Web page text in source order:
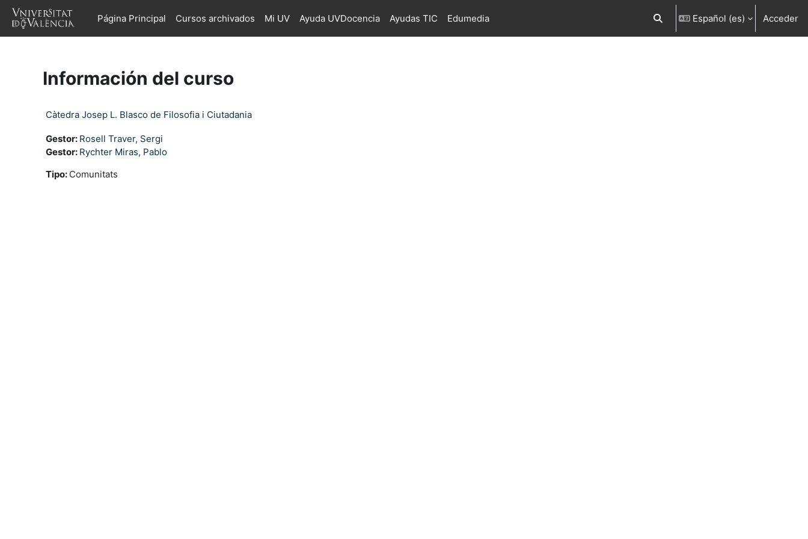
Salta al contenido principal
Página Principal
Cursos archivados Mi UV Ayuda UVDocencia Ayudas TIC Edumedia Selector de búsqueda de entrada
Español ‎(es)‎ Acceder
Información del curso
Càtedra Josep L. Blasco de Filosofia i Ciutadania
Gestor: Rosell Traver, Sergi
Gestor: Rychter Miras, Pablo
Tipo: Comunitats